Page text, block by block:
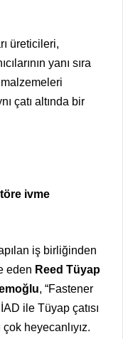
üreticileri,
yanı sıra
malzemeleri
çatı altında bir
ivme
iş birliğinden
eden Reed Tüyap
, “Fastener
ile Tüyap çatısı
heyecanlıyız.